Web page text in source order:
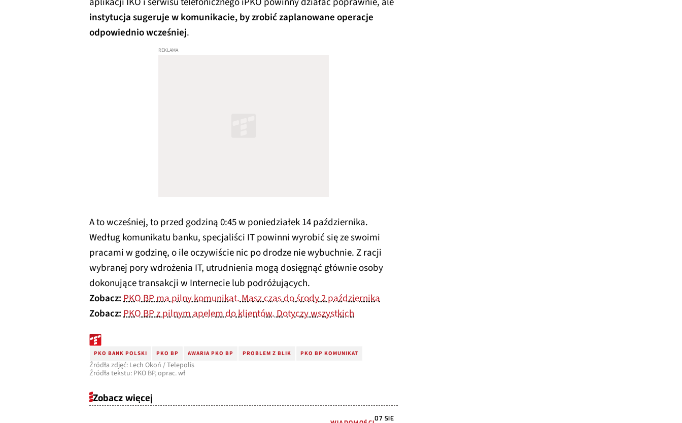
instytucja sugeruje w komunikacie, by zrobić zaplanowane operacje
odpowiednio wcześniej.
A to wcześniej, to przed godziną 0:45 w poniedziałek 14 października.
Według komunikatu banku, specjaliści IT powinni wyrobić się ze swoimi
pracami w godzinę, o ile oczywiście nic po drodze nie wybuchnie. Z racji
wybranej pory wdrożenia IT, utrudnienia mogą dosięgnąć głównie osoby
dokonujące transakcji w Internecie lub podróżujących.
Zobacz:PKO BP ma pilny komunikat. Masz czas do środy 2 października
Zobacz:PKO BP z pilnym apelem do klientów. Dotyczy wszystkich
PKO BANK POLSKI PKO BP AWARIA PKO BP PROBLEM Z BLIK PKO BP KOMUNIKAT
Źródła zdjęć: Lech Okoń / Telepolis
Źródła tekstu: PKO BP, oprac. wł
Zobacz więcej
07 SIE